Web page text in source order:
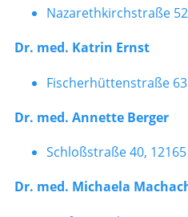
Nazarethkirchstraße
Dr. med. Katrin Ernst
Fischerhüttenstraße
Dr. med. Annette Berger
Schloßstraße 40,
Dr. med. Michaela